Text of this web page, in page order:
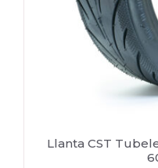
Llanta CST